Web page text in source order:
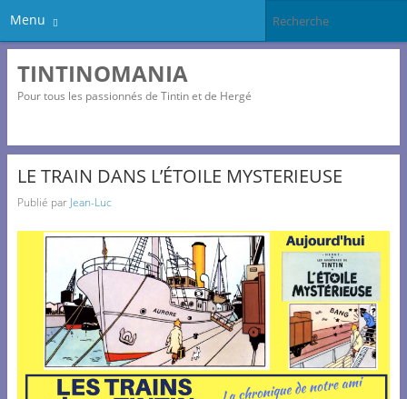
Menu
TINTINOMANIA
Pour tous les passionnés de Tintin et de Hergé
LE TRAIN DANS L’ÉTOILE MYSTERIEUSE
Publié par Jean-Luc